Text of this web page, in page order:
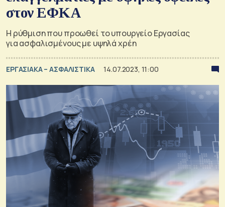
στον ΕΦΚΑ
Η ρύθμιση που προωθεί το υπουργείο Εργασίας
για ασφαλισμένους με υψηλά χρέη
ΕΡΓΑΣΙΑΚΑ – ΑΣΦΑΛΙΣΤΙΚΑ 14.07.2023, 11:00